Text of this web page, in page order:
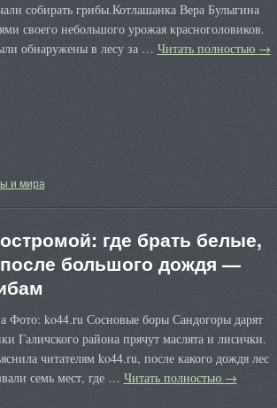
собирать грибы.Котлашанка Вера Булыгина
своего небольшого урожая красноголовиков.
обнаружены в лесу за … Читать полностью →
и мира
где брать белые,
большого дождя —
Фото: ko44.ru Сосновые боры Сандогоры дарят
Галичского района прячут маслята и лисички.
читателям ko44.ru, после какого дождя лес
семь мест, где … Читать полностью →